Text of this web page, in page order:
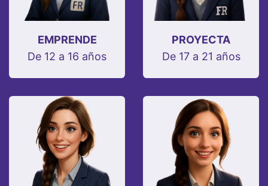
EMPRENDE
De 12 a 16 años
PROYECTA
De 17 a 21 años